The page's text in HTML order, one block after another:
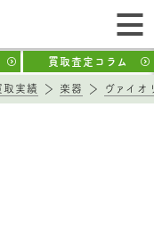
買取査定コラム
取実績 楽器 ヴァイオ